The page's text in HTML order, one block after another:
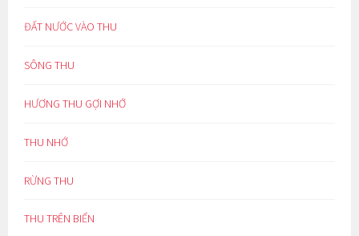
ĐẤT NƯỚC VÀO THU
SÔNG THU
HƯƠNG THU GỢI NHỚ
THU NHỚ
RỪNG THU
THU TRÊN BIỂN